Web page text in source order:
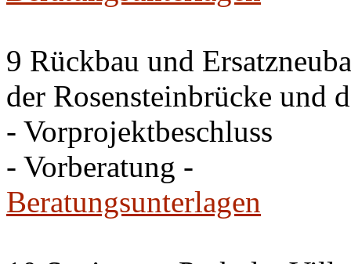
9 Rückbau und
der Rosensteinbrücke und
- Vorprojektbeschluss
- Vorberatung -
Beratungsunterlagen